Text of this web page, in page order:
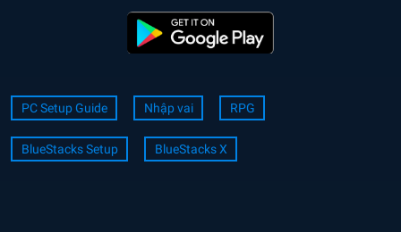
PC Setup Guide Nhập vai RPG
BlueStacks Setup BlueStacks X